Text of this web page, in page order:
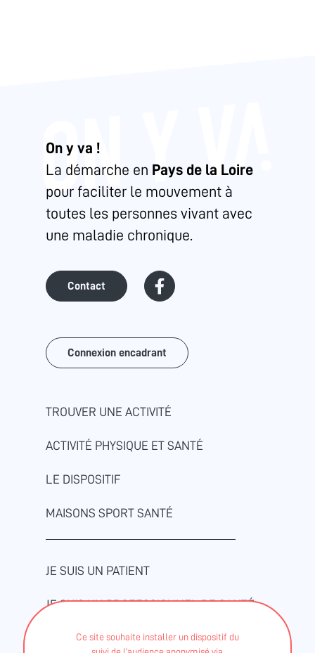
Ce site souhaite installer un dispositif du
On y va !
La démarche en Pays de la Loire
pour faciliter le mouvement à
toutes les personnes vivant avec
une maladie chronique.
Contact
Connexion encadrant
TROUVER UNE ACTIVITÉ
ACTIVITÉ PHYSIQUE ET SANTÉ
LE DISPOSITIF
MAISONS SPORT SANTÉ
JE SUIS UN PATIENT
JE SUIS UN PROFESSIONNEL DE SANTÉ
JE SUIS UN ENCADRANT